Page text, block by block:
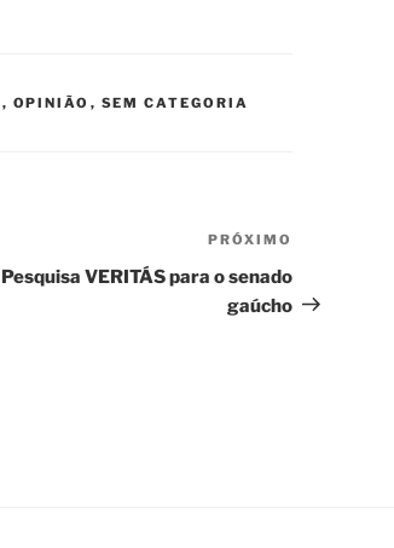
, OPINIÃO , SEM CATEGORIA
post
PRÓXIMO
Pesquisa VERITÁS para o senado
gaúcho